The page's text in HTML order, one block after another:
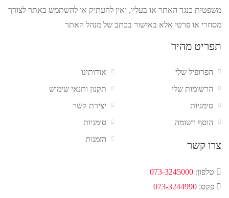
משפטית כנגד האתר או בעליו, ואין להעתיק או להשתמש באתר לצורך
מסחרי או פרטי אלא באישור בכתב של מנהל האתר
תפריט מהיר
אודותינו
תקנון ותנאי שימוש
יצירת קשר
סימניות
הזמנות
הפרופיל שלי
הרשומות שלי
סימניות
הוסף רשומה
צרו קשר
טלפון: 073-3245000
פקס: 073-3244990